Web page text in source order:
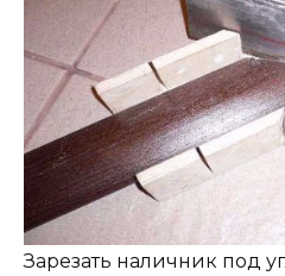
Зарезать наличник под